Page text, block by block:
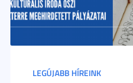
LEGÚJABB HÍREINK